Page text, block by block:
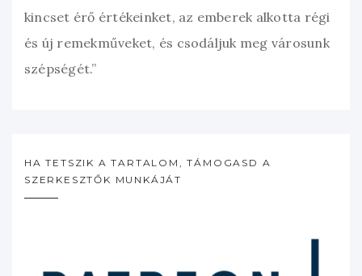
kincset érő értékeinket, az emberek alkotta régi
és új remekműveket, és csodáljuk meg városunk
szépségét.”
HA TETSZIK A TARTALOM, TÁMOGASD A
SZERKESZTŐK MUNKÁJÁT